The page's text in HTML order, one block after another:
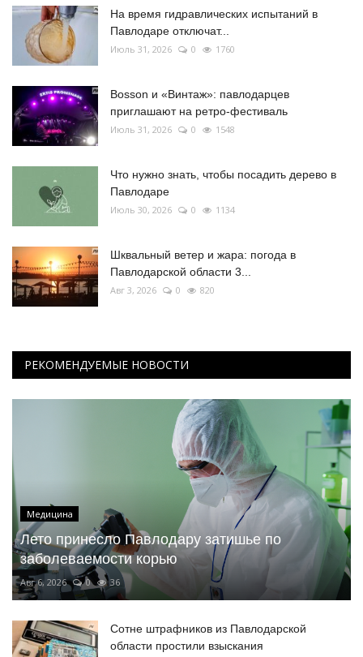
На время гидравлических испытаний в
Павлодаре отключат...
Июль 31, 2026 0 1760
Bosson и «Винтаж»: павлодарцев
приглашают на ретро-фестиваль
Июль 31, 2026 0 1548
Что нужно знать, чтобы посадить дерево в
Павлодаре
Июль 30, 2026 0 1134
Шквальный ветер и жара: погода в
Павлодарской области 3...
Авг 3, 2026 0 820
РЕКОМЕНДУЕМЫЕ НОВОСТИ
Медицина
Лето принесло Павлодару затишье по
заболеваемости корью
Авг 6, 2026 0 36
Сотне штрафников из Павлодарской
области простили взыскания